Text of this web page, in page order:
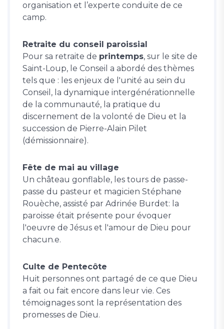
organisation et l’experte conduite de ce
camp.
Retraite du conseil paroissial
Pour sa retraite de printemps, sur le site de
Saint-Loup, le Conseil a abordé des thèmes
tels que : les enjeux de l'unité au sein du
Conseil, la dynamique intergénérationnelle
de la communauté, la pratique du
discernement de la volonté de Dieu et la
succession de Pierre-Alain Pilet
(démissionnaire).
Fête de mai au village
Un château gonflable, les tours de passe-
passe du pasteur et magicien Stéphane
Rouèche, assisté par Adrinée Burdet: la
paroisse était présente pour évoquer
l'oeuvre de Jésus et l'amour de Dieu pour
chacun.e.
Culte de Pentecôte
Huit personnes ont partagé de ce que Dieu
a fait ou fait encore dans leur vie. Ces
témoignages sont la représentation des
promesses de Dieu.